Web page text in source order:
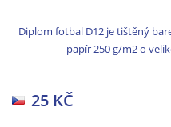
Diplom fotbal D12 je tištěný
papír 250 g/m2 o
25 KČ